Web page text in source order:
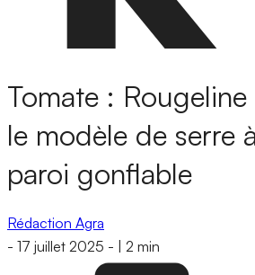
Tomate :
le modèle de serre
paroi gonflable
Rédaction Agra
- 17 juillet 2025 - 2 min